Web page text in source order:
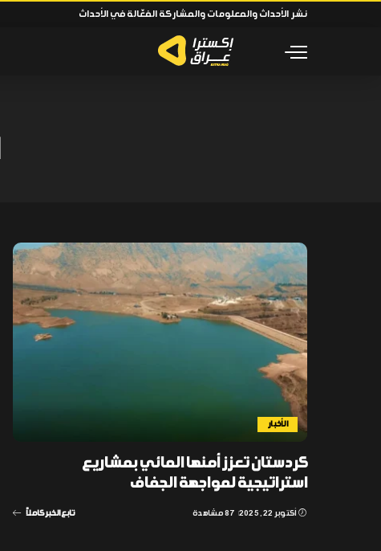
نشر الأحداث والمعلومات والمشاركة الفعّالة في الأحداث
الأخبار
كردستان تعزز أمنها المائي بمشاريع
استراتيجية لمواجهة الجفاف
أكتوبر 22, 2025 87 مشاهدة تابع الخبر كاملاً